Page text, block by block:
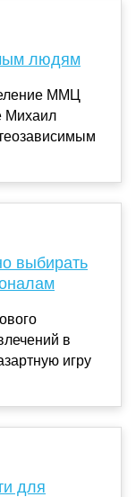
людям
ММЦ
Михаил
выбирать
в
игру
для